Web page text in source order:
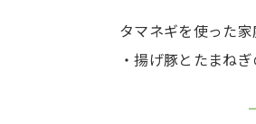
タマネギを使った
・揚げ豚とたまね